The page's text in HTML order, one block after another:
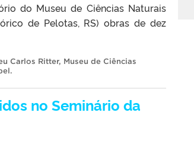
do Museu de Ciências Naturais
de Pelotas, RS) obras de dez
Carlos Ritter, Museu de Ciências
.
no Seminário da